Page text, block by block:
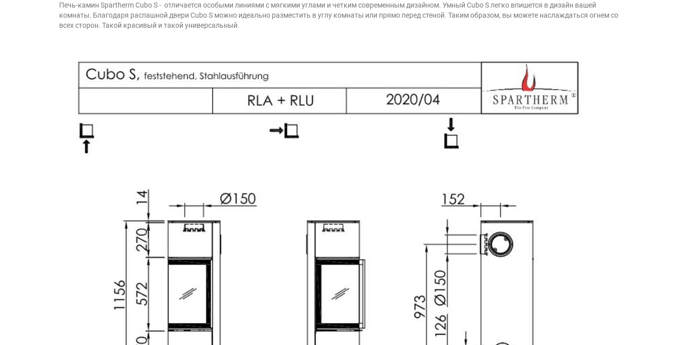
Печь-камин Spartherm Cubo S - отличается особыми линиями с мягкими углами и четким современным дизайном. Умный Cubo S легко впишется в дизайн вашей
комнаты. Благодаря распашной двери Cubo S можно идеально разместить в углу комнаты или прямо перед стеной. Таким образом, вы можете наслаждаться огнем со
всех сторон. Такой красивый и такой универсальный.